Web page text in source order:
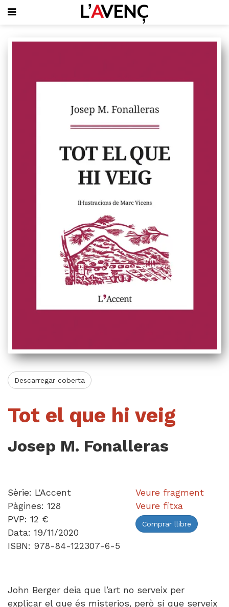
Termes legals
SUBSCRIU-T'HI
Descarregar coberta
Tot el que hi veig
Josep M. Fonalleras
Sèrie: L'Accent
Pàgines: 128
PVP: 12 €
Data: 19/11/2020
ISBN: 978-84-122307-6-5
Veure fragment
Veure fitxa
Comprar llibre
John Berger deia que l’art no serveix per
explicar el que és misterios, però sí que serveix